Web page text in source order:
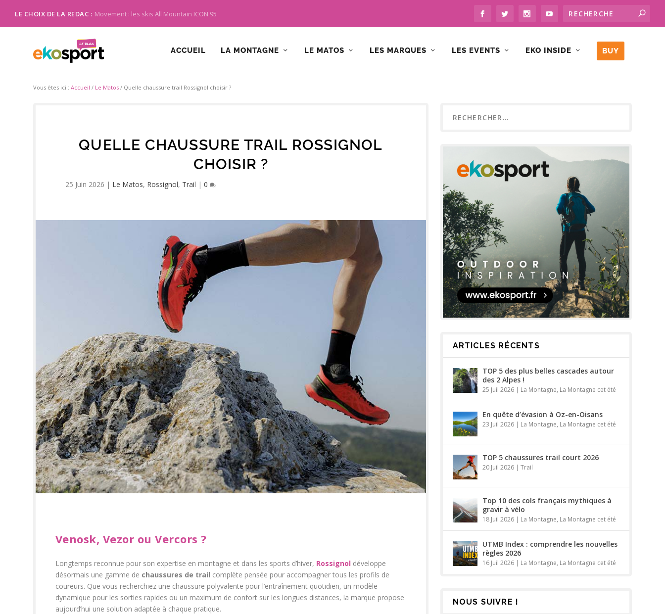
LE CHOIX DE LA REDAC : Movement : les skis All Mountain ICON 95
ACCUEIL LA MONTAGNE LE MATOS LES MARQUES LES EVENTS EKO INSIDE BUY
Vous êtes ici :Accueil / Le Matos / Quelle chaussure trail Rossignol choisir ?
QUELLE CHAUSSURE TRAIL ROSSIGNOL
CHOISIR ?
25 Juin 2026 | Le Matos, Rossignol, Trail |0
Venosk, Vezor ou Vercors ?
Longtemps reconnue pour son expertise en montagne et dans les sports d’hiver, Rossignol développe
désormais une gamme de chaussures de trail complète pensée pour accompagner tous les profils de
coureurs. Que vous recherchiez une chaussure polyvalente pour l’entraînement quotidien, un modèle
dynamique pour les sorties rapides ou un maximum de confort sur les longues distances, la marque propose
aujourd’hui une solution adaptée à chaque pratique.
ARTICLES RÉCENTS
TOP 5 des plus belles cascades autour
des 2 Alpes !
25 Juil 2026| La Montagne, La Montagne cet été
En quête d’évasion à Oz-en-Oisans
23 Juil 2026| La Montagne, La Montagne cet été
TOP 5 chaussures trail court 2026
20 Juil 2026| Trail
Top 10 des cols français mythiques à
gravir à vélo
18 Juil 2026| La Montagne, La Montagne cet été
UTMB Index : comprendre les nouvelles
règles 2026
16 Juil 2026| La Montagne, La Montagne cet été
NOUS SUIVRE !